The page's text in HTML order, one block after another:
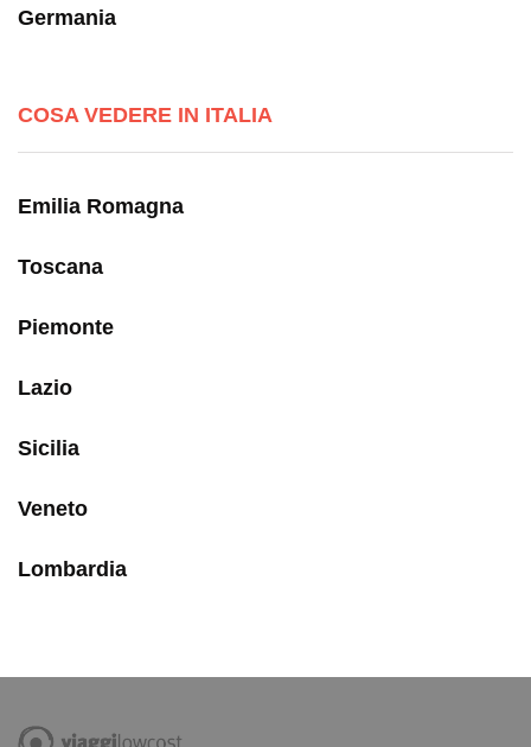
Germania
COSA VEDERE IN ITALIA
Emilia Romagna
Toscana
Piemonte
Lazio
Sicilia
Veneto
Lombardia